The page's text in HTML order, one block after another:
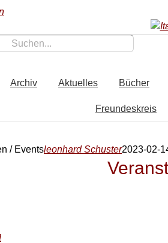
Archiv Aktuelles Bücher
Freundeskreis
/ Eventsleonhard Schuster2023-02-